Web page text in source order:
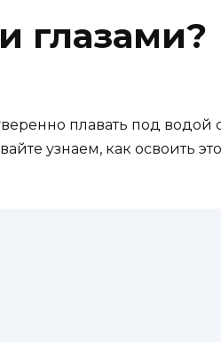
глазами?
плавать под водой
узнаем, как освоить